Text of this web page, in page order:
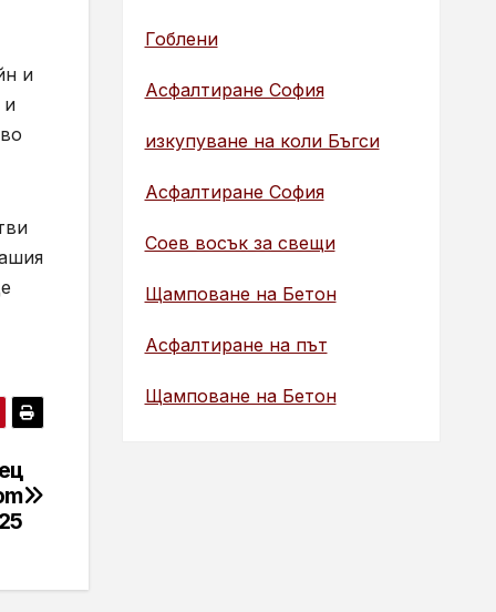
и
и
Гоблени
Асфалтиране София
изкупуване на коли Бъгси
Асфалтиране София
Соев восък за свещи
Щамповане на Бетон
Асфалтиране на път
Щамповане на Бетон